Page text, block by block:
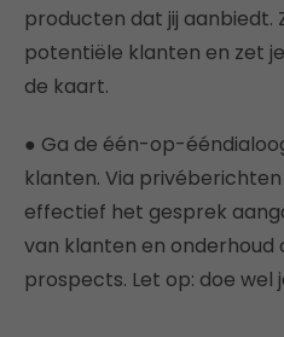
producten dat jij aanbiedt.
potentiële klanten en zet
de kaart.
● Ga de één-op-
klanten. Via
effectief het gesprek
van klanten en
prospects. Let op: doe wel